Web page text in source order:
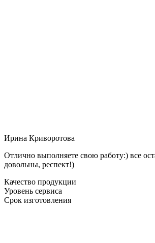
Ирина Криворотова
Отлично выполняете свою работу:) все
довольны, респект!)
Качество продукции
Уровень сервиса
Срок изготовления